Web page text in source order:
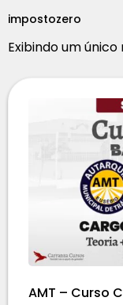
impostozero
Exibindo um
AMT – Curso